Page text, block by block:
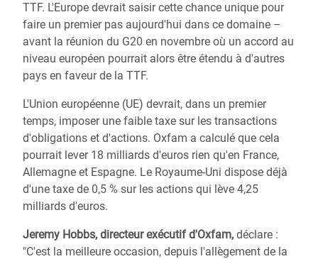
TTF. L'Europe devrait saisir cette chance unique pour
faire un premier pas aujourd'hui dans ce domaine –
avant la réunion du G20 en novembre où un accord au
niveau européen pourrait alors être étendu à d'autres
pays en faveur de la TTF.
L'Union européenne (UE) devrait, dans un premier
temps, imposer une faible taxe sur les transactions
d'obligations et d'actions. Oxfam a calculé que cela
pourrait lever 18 milliards d'euros rien qu'en France,
Allemagne et Espagne. Le Royaume-Uni dispose déjà
d'une taxe de 0,5 % sur les actions qui lève 4,25
milliards d'euros.
Jeremy Hobbs, directeur exécutif d'Oxfam, déclare :
"C'est la meilleure occasion, depuis l'allègement de la